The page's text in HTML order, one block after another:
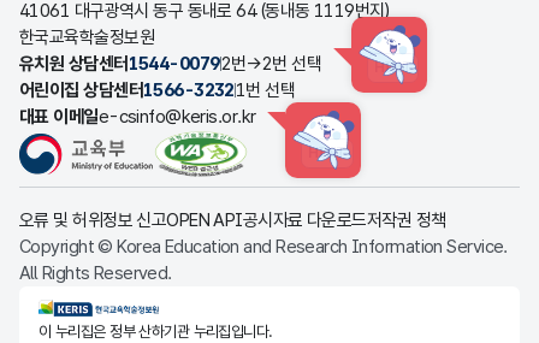
41061 대구광역시 동구 동내로 64 (동내동 1119번지)
한국교육학술정보원
유치원 상담센터 1544-00792번→2번 선택 HINT
어린이집 상담센터1566-32321번 선택
대표 이메일e-csinfo@keris.or.kr
HINT
오류 및 허위정보 신고OPEN API공시자료 다운로드저작권 정책
Copyright © Korea Education and Research Information Service.
All Rights Reserved.
KERIS한국교육학술정보원
이 누리집은 정부 산하기관 누리집입니다.